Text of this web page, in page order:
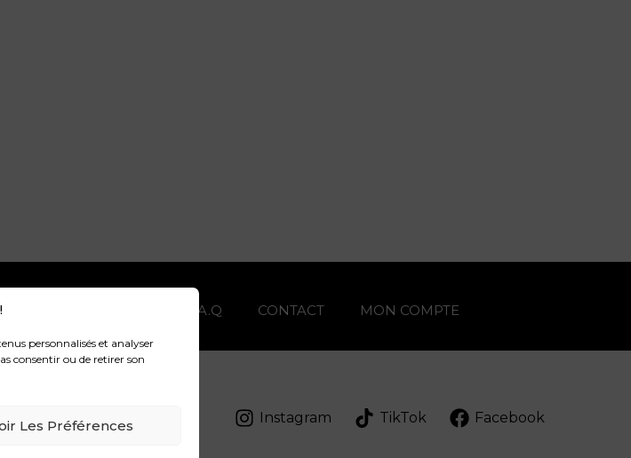
personnalisés et analyser
consentir ou de retirer son
Les Préférences
CONFIDENTIALITÉ F.A.Q CONTACT MON COMPTE
Instagram TikTok Facebook